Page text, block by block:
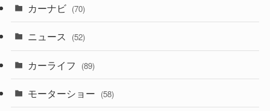
(50)
(43)
(6)
(9)
(58)
(28)
(27)
(26)
(1) (5)
カーナビ (70)
ニュース (52)
カーライフ (89)
モーターショー (58)